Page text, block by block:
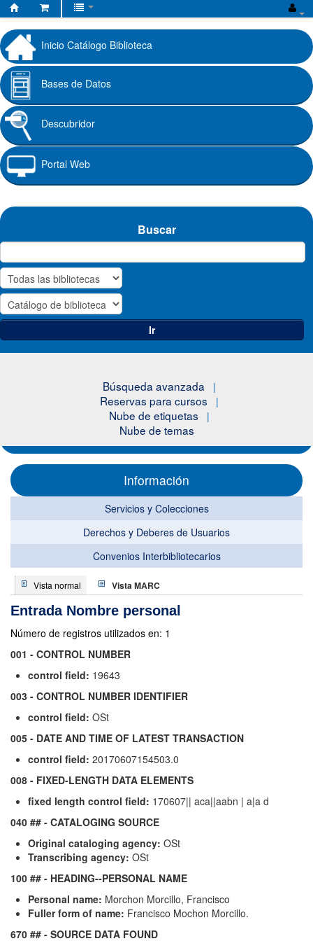
Fundación
Universitaria
Cafam
Inicio Catálogo Biblioteca
Bases de Datos
Descubridor
Portal Web
Buscar
Ir
Búsqueda avanzada
Reservas para cursos
Nube de etiquetas
Nube de temas
Información
Servicios y Colecciones
Derechos y Deberes de Usuarios
Convenios Interbibliotecarios
Vista normal Vista MARC
Entrada Nombre personal
Número de registros utilizados en: 1
001 - CONTROL NUMBER
control field: 19643
003 - CONTROL NUMBER IDENTIFIER
control field: OSt
005 - DATE AND TIME OF LATEST TRANSACTION
control field: 20170607154503.0
008 - FIXED-LENGTH DATA ELEMENTS
fixed length control field: 170607|| aca||aabn | a|a d
040 ## - CATALOGING SOURCE
Original cataloging agency: OSt
Transcribing agency: OSt
100 ## - HEADING--PERSONAL NAME
Personal name: Morchon Morcillo, Francisco
Fuller form of name: Francisco Mochon Morcillo.
670 ## - SOURCE DATA FOUND